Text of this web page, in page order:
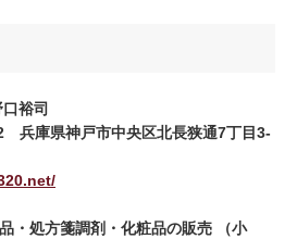
口裕司
兵庫県神戸市中央区北長狭通7丁目3-
・処方箋調剤・化粧品の販売
（小